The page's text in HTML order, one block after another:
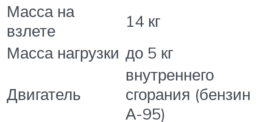
Масса на
взлете
14 кг
Масса нагрузки до 5 кг
Двигатель
внутреннего
сгорания (бензин
А-95)